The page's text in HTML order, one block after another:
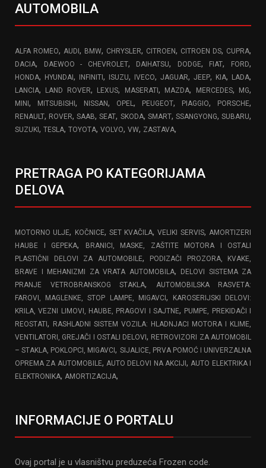
AUTOMOBILA
ALFA ROMEO, AUDI, BMW, CHRYSLER, CITROEN, CITROEN DS, CUPRA,
DACIA, DAEWOO - CHEVROLET, DAIHATSU, DODGE, FIAT, FORD,
HONDA, HYUNDAI, INFINITI, ISUZU, IVECO, JAGUAR, JEEP, KIA, LADA,
LANCIA, LAND ROVER, LEXUS, MASERATI, MAZDA, MERCEDES, MG,
MINI, MITSUBISHI, NISSAN, OPEL , PEUGEOT, PIAGGIO, PORSCHE,
RENAULT, ROVER,SAAB,SEAT, SKODA, SMART, SSANGYONG,SUBARU,
SUZUKI, TESLA, TOYOTA, VOLVO, VW, ZASTAVA,
PRETRAGA PO KATEGORIJAMA
DELOVA
MOTORNO ULJE, KOČNICE, SET KVAČILA,VELIKI SERVIS, AMORTIZERI
HAUBE I GEPEKA,
BRANICI, MASKE, ZAŠTITE MOTORA I OSTALI
PLASTIČNI DELOVI ZA AUTOMOBILE,
PODIZAČI PROZORA, KVAKE,
BRAVE I MEHANIZMI ZA VRATA AUTOMOBILA,
DELOVI SISTEMA ZA
PRANJE VETROBRANSKOG STAKLA,
AUTOMOBILSKA RASVETA:
FAROVI, MAGLENKE, STOP LAMPE, MIGAVCI,
KAROSERIJSKI DELOVI:
KRILA, VEZNI LIMOVI, HAUBE, PRAGOVI I SAJTNE, PUMPE, PREKIDAČI I
REOSTATI, RASHLADNI SISTEM VOZILA: HLADNJACI MOTORA I KLIME,
VENTILATORI, GREJAČI I OSTALI DELOVI, RETROVIZORI ZA AUTOMOBIL
– STAKLA, POKLOPCI, MIGAVCI, SIJALICE, PRVA POMOĆ I UNIVERZALNA
OPREMA ZA AUTOMOBILE, AUTO DELOVI NA AKCIJI, AUTO ELEKTRIKA I
ELEKTRONIKA, AMORTIZACIJA,
INFORMACIJE O PORTALU
Ovaj portal je u vlasništvu preduzeća Frozen code.